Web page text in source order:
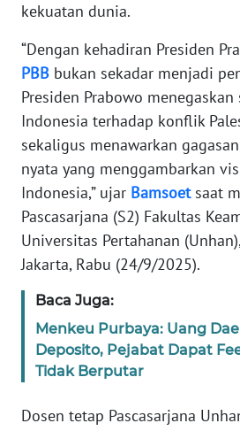
kekuatan dunia.
“Dengan kehadiran Presiden
PBB bukan sekadar menjadi
Presiden Prabowo
Indonesia terhadap konflik
sekaligus menawarkan
nyata yang menggambarkan
Indonesia,” ujar Bamsoetsaat
Pascasarjana (S2) Fakultas
Universitas Pertahanan
Jakarta, Rabu (24/9/2025).
Baca Juga:
Menkeu Purbaya: Uang
Deposito, Pejabat Dapat
Tidak Berputar
Dosen tetap Pascasarjana
SIBER
REDAKSI
KARIR
DISCLAIMER
Wahana
News
Regional
SUMUT
JAKARTA
JABAR